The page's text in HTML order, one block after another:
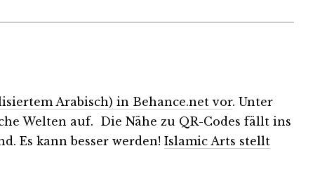
Arabisch) in Behance.net vor. Unter
Welten auf. Die Nähe zu QR-Codes fällt ins
Es kann besser werden! Islamic Arts stellt